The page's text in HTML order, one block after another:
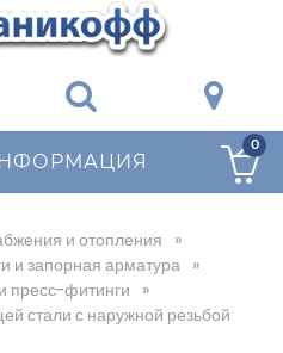
0
и отопления »
и запорная арматура »
фитинги »
стали с наружной резьбой